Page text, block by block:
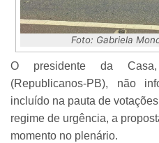
Foto: Gabriela
O presidente da
(Republicanos-PB), não
incluído na pauta de
regime de urgência, a
momento no plenário.